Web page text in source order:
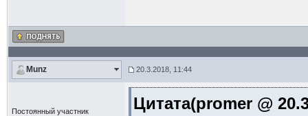
Munz 20.3.2018, 11:44
Постоянный участник Цитата(promer @